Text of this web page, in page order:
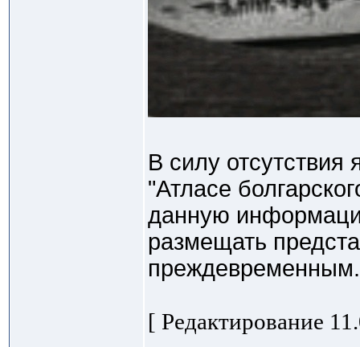
В силу
"Атласе
данную
размещать
[ Редактирование